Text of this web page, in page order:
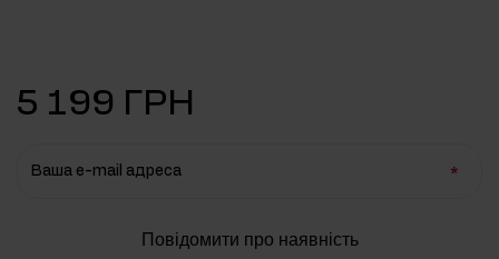
5 199 ГРН
Ваша e-mail адреса
Повідомити про наявність